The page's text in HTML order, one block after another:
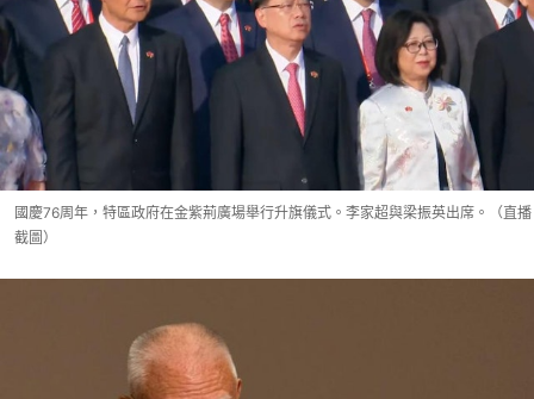
國慶76周年，特區政府在金紫荊廣場舉行升旗儀式。李家超與梁振英出席。（直播
截圖）